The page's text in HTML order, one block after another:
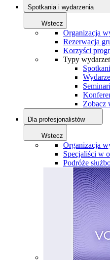
Spotkania i wydarzenia
Wstecz
Organizacja
Rezerwacja
Korzyści
Typy
Zobacz
Dla profesjonalistów
Wstecz
Organizacja
Specjaliści w
Podróże